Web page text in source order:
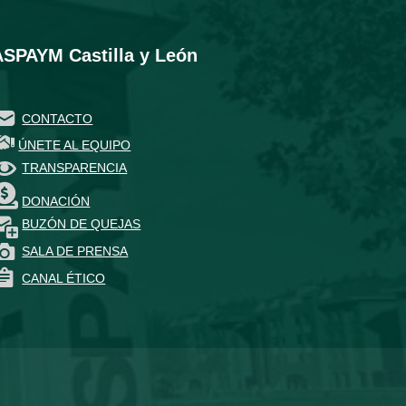
Castilla y León
CONTACTO
ÚNETE AL EQUIPO
TRANSPARENCIA
DONACIÓN
BUZÓN DE QUEJAS
SALA DE PRENSA
CANAL ÉTICO